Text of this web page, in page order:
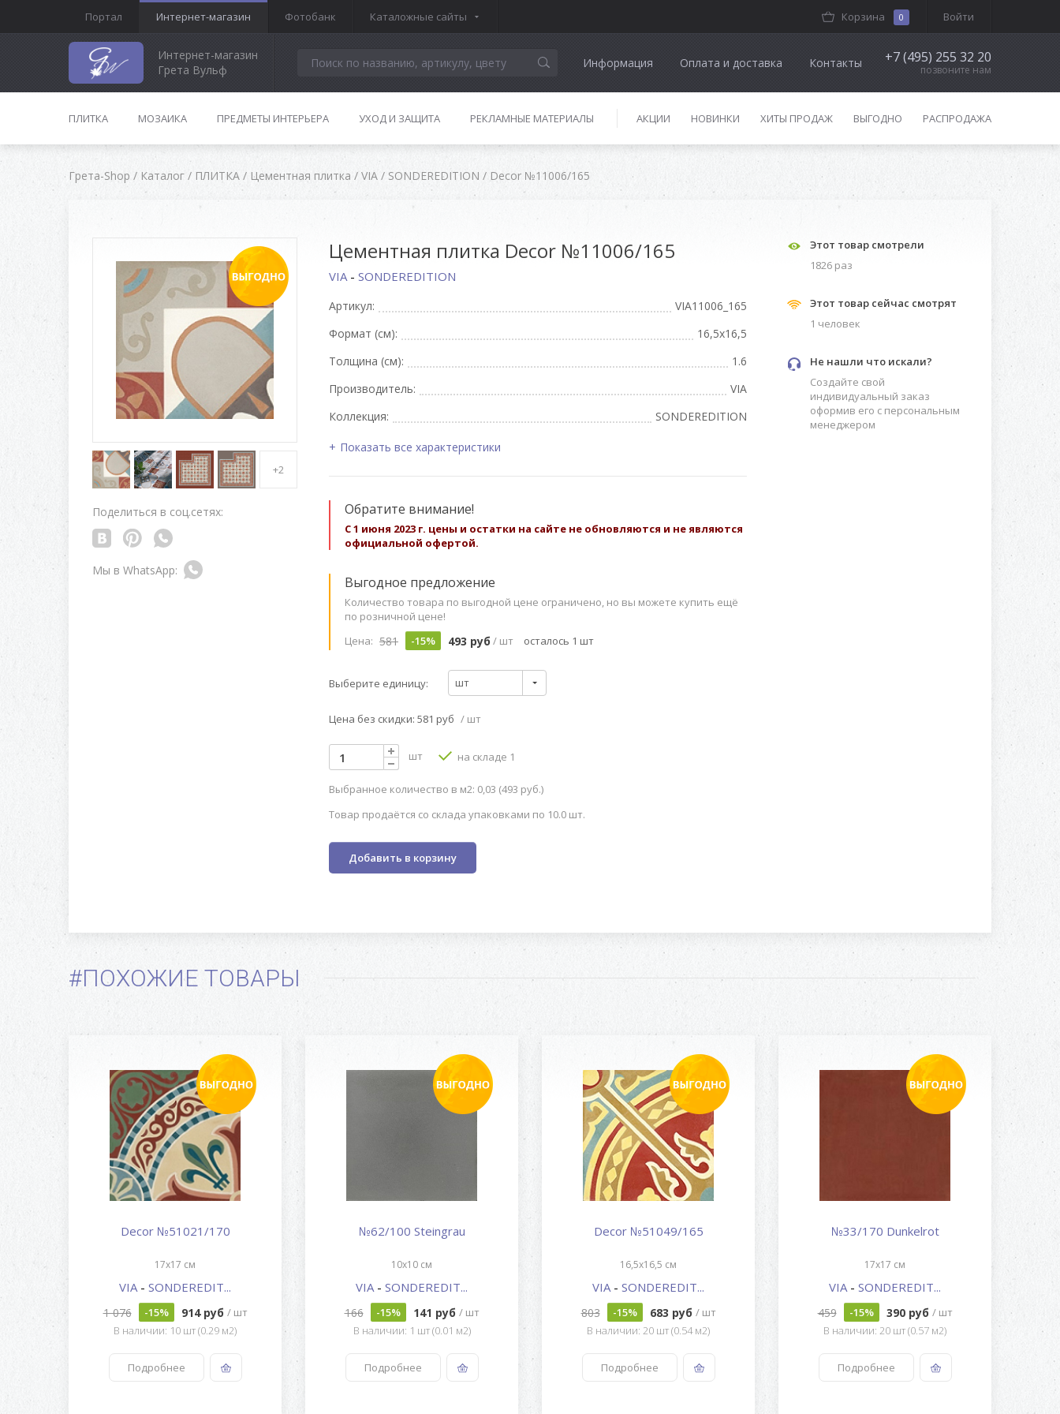
Портал Интернет-магазин Фотобанк Каталожные сайты Войти
Корзина 0
Интернет-магазин
Грета Вульф
Информация Оплата и доставка Контакты +7 (495) 255 32 20
позвоните нам
ПЛИТКА МОЗАИКА ПРЕДМЕТЫ ИНТЕРЬЕРА УХОД И ЗАЩИТА РЕКЛАМНЫЕ МАТЕРИАЛЫ АКЦИИ НОВИНКИ ХИТЫ ПРОДАЖ ВЫГОДНО РАСПРОДАЖА
Грета-Shop / Каталог / ПЛИТКА / Цементная плитка / VIA / SONDEREDITION / Decor №11006/165
+2
Поделиться в соц.сетях:
Цементная плитка Decor №11006/165
VIA - SONDEREDITION
Артикул:
VIA11006_165
Формат (см):
16,5x16,5
Толщина (см):
1.6
Производитель:
VIA
Коллекция:
SONDEREDITION
Показать все характеристики
Обратите внимание!
С 1 июня 2023 г. цены и остатки на сайте не обновляются и не являются
официальной офертой.
Выгодное предложение
Количество товара по выгодной цене ограничено, но вы можете купить ещё
по розничной цене!
Цена: 581 -15% 493 руб / шт осталось 1 шт
Выберите единицу: шт
Цена без скидки: 581 руб / шт
шт на складе 1
Выбранное количество в м2: 0,03 (493 руб.)
Товар продаётся со склада упаковками по 10.0 шт.
Добавить в корзину
Этот товар смотрели
1826 раз
Этот товар сейчас смотрят
1 человек
Не нашли что искали?
Создайте свой
индивидуальный заказ
оформив его с персональным
менеджером
#ПОХОЖИЕ ТОВАРЫ
Decor №51021/170
17x17 см
VIA - SONDEREDIT...
1 076 -15% 914 руб / шт
В наличии: 10 шт (0.29 м2)
Подробнее
№62/100 Steingrau
10x10 см
VIA - SONDEREDIT...
166 -15% 141 руб / шт
В наличии: 1 шт (0.01 м2)
Подробнее
Decor №51049/165
16,5x16,5 см
VIA - SONDEREDIT...
803 -15% 683 руб / шт
В наличии: 20 шт (0.54 м2)
Подробнее
№33/170 Dunkelrot
17x17 см
VIA - SONDEREDIT...
459 -15% 390 руб / шт
В наличии: 20 шт (0.57 м2)
Подробнее